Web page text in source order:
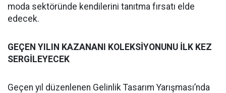
moda sektöründe kendilerini tanıtma fırsatı elde
edecek.
GEÇEN YILIN KAZANANI KOLEKSİYONUNU İLK KEZ
SERGİLEYECEK
Geçen yıl düzenlenen Gelinlik Tasarım Yarışması’nda